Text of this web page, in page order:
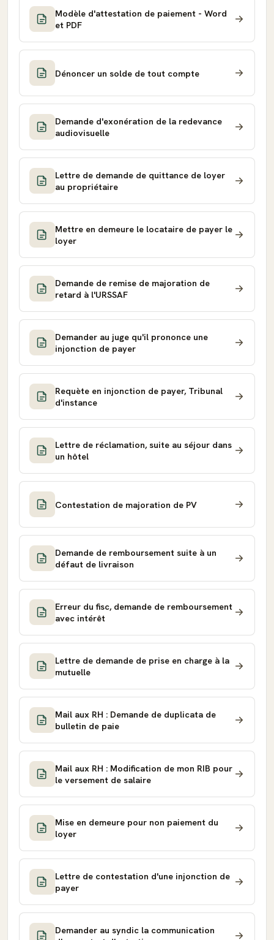
Modèle d'attestation de paiement - Word
et PDF
Dénoncer un solde de tout compte
Demande d'exonération de la redevance
audiovisuelle
Lettre de demande de quittance de loyer
au propriétaire
Mettre en demeure le locataire de payer le
loyer
Demande de remise de majoration de
retard à l'URSSAF
Demander au juge qu'il prononce une
injonction de payer
Requète en injonction de payer, Tribunal
d'instance
Lettre de réclamation, suite au séjour dans
un hôtel
Contestation de majoration de PV
Demande de remboursement suite à un
défaut de livraison
Erreur du fisc, demande de remboursement
avec intérêt
Lettre de demande de prise en charge à la
mutuelle
Mail aux RH : Demande de duplicata de
bulletin de paie
Mail aux RH : Modification de mon RIB pour
le versement de salaire
Mise en demeure pour non paiement du
loyer
Lettre de contestation d'une injonction de
payer
Demander au syndic la communication